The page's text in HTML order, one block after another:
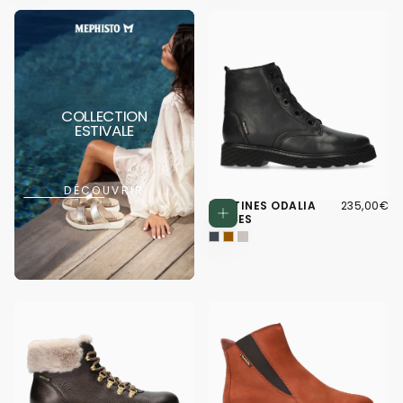
COLLECTION
ESTIVALE
DÉCOUVRIR
Choisissez
BOTTINES ODALIA
NOIRES
235,00€
PRIX
235,00€